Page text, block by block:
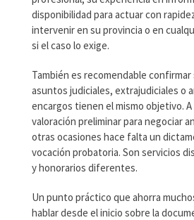
disponibilidad para actuar con
intervenir en su provincia o en
si el caso lo exige.
También es recomendable confirmar
asuntos judiciales, extrajudiciales o
encargos tienen el mismo objetivo.
valoración preliminar para negociar
otras ocasiones hace falta un
vocación probatoria. Son servicios
y honorarios diferentes.
Un punto práctico que ahorra
hablar desde el inicio sobre la